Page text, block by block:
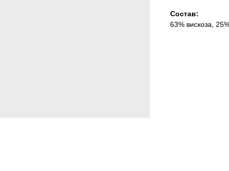
Состав:
63% вискоза,